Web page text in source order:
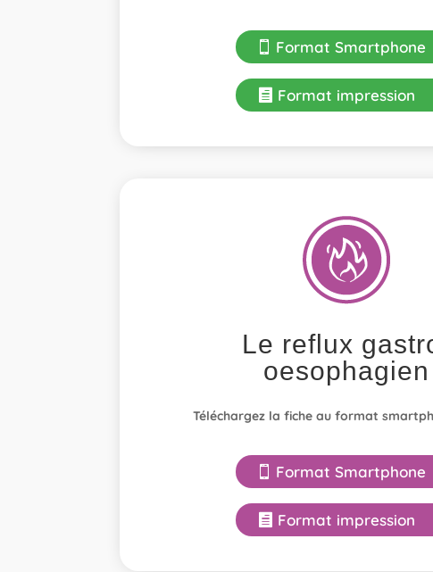
Format Smartphone
Format impression
Le reflux
oesophagien
Téléchargez la fiche au format
Format Smartphone
Format impression